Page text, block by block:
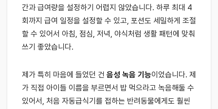
간과 급여량을 설정하기 어렵지 않았습니다. 하루 최대 4
회까지 급여 일정을 설정할 수 있고, 포션도 세밀하게 조절
할 수 있어서 아침, 점심, 저녁, 야식처럼 생활 패턴에 맞춰
쓰기 좋았습니다.
제가 특히 마음에 들었던 건 음성 녹음 기능이었습니다. 제
가 직접 아이들 이름을 부르면서 밥 먹으라고 녹음해둘 수
있어서, 처음 자동급식기를 접하는 반려동물에게도 훨씬